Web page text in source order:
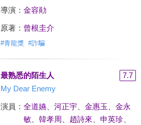
導演： 金容勛
原著： 曾根圭介
#青龍獎 #詐騙
最熟悉的陌生人
7.7
My Dear Enemy
演員： 全道嬿、 河正宇、 金惠玉
金永
敏、 韓孝周 趙詩來 申英珍、